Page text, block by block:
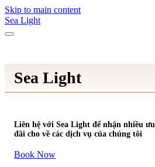
Skip to main content
Sea Light
Sea Light
Liên hệ với Sea Light để nhận nhiều ưu
đãi cho về các dịch vụ của chúng tôi
Book Now